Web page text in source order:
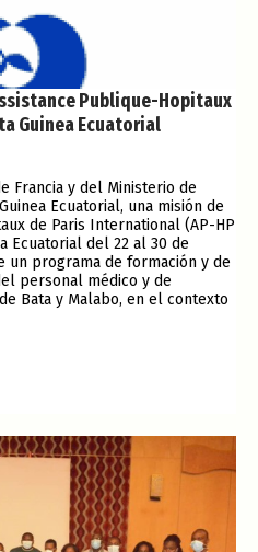
Publique-Hopitaux
Guinea Ecuatorial
Francia y del Ministerio de
Ecuatorial, una misión de
de Paris International (AP-HP
Ecuatorial del 22 al 30 de
un programa de formación y de
personal médico y de
Bata y Malabo, en el contexto